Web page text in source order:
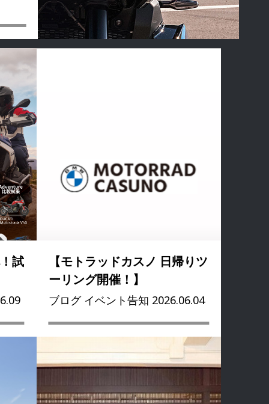
試
【モトラッドカスノ 日帰りツ
ーリング開催！】
ブログ イベント告知 2026.06.04